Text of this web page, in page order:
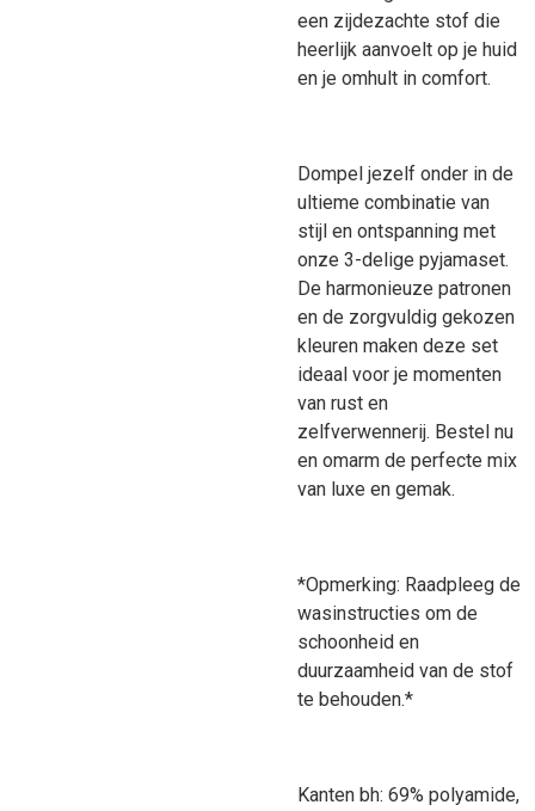
een zijdezachte stof die
heerlijk aanvoelt op je huid
en je omhult in comfort.
Dompel jezelf onder in de
ultieme combinatie van
stijl en ontspanning met
onze 3-delige pyjamaset.
De harmonieuze patronen
en de zorgvuldig gekozen
kleuren maken deze set
ideaal voor je momenten
van rust en
zelfverwennerij. Bestel nu
en omarm de perfecte mix
van luxe en gemak.
*Opmerking: Raadpleeg de
wasinstructies om de
schoonheid en
duurzaamheid van de stof
te behouden.*
Kanten bh: 69% polyamide,